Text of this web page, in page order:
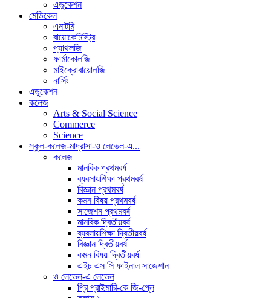
এডুকেশন
মেডিকেল
এনাটমি
বায়োকেমিস্ট্রি
প্যাথলজি
ফার্মাকোলজি
মাইক্রোবায়োলজি
নার্সিং
এডুকেশন
কলেজ
Arts & Social Science
Commerce
Science
স্কুল-কলেজ-মাদ্রাসা-ও লেভেল-এ...
কলেজ
মানবিক প্রথমবর্ষ
ব্যবসায়শিক্ষা প্রথমবর্ষ
বিজ্ঞান প্রথমবর্ষ
কমন বিষয় প্রথমবর্ষ
সাজেশন প্রথমবর্ষ
মানবিক দ্বিতীয়বর্ষ
ব্যবসায়শিক্ষা দ্বিতীয়বর্ষ
বিজ্ঞান দ্বিতীয়বর্ষ
কমন বিষয় দ্বিতীয়বর্ষ
এইচ এস সি ফাইনাল সাজেশান
ও লেভেল-এ লেভেল
প্রি প্রাইমারি-কে জি-প্লে